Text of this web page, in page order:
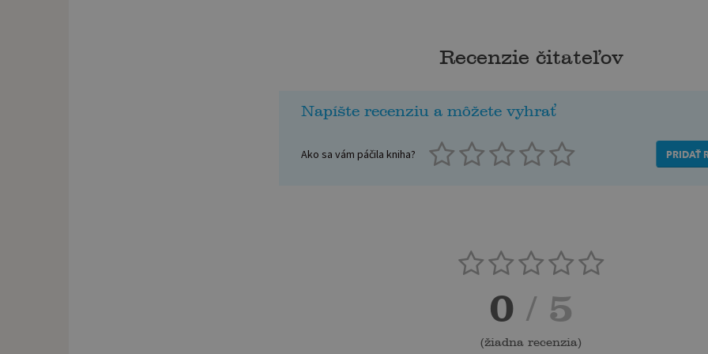
Recenzie čitateľov
Napíšte recenziu a môžete vyhrať
Ako sa vám páčila kniha? PRIDAŤ
0 / 5
(žiadna recenzia)